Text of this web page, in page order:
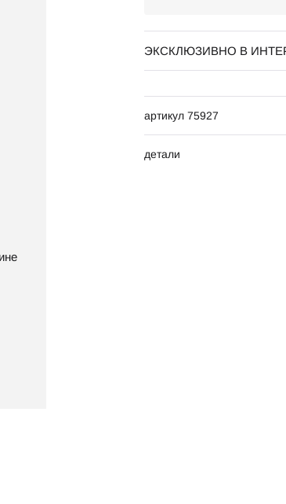
ЭКСКЛЮЗИВНО В
артикул 75927
детали